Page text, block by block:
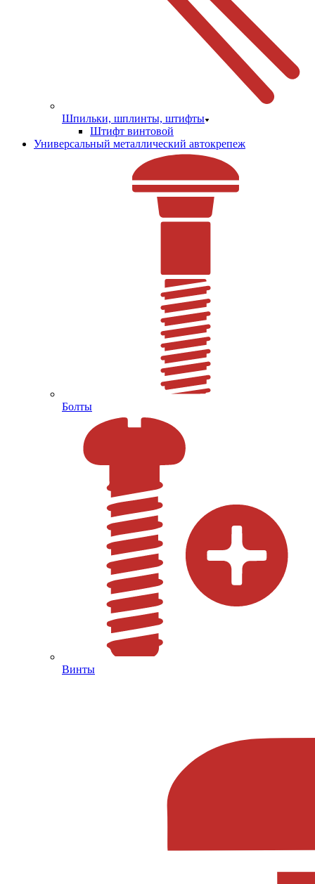
Шпильки, шплинты, штифты
Штифт винтовой
Универсальный металлический автокрепеж
Болты
Винты